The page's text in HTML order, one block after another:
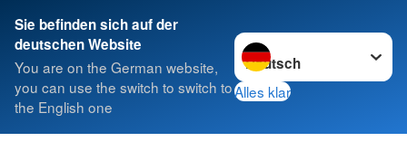
Sie befinden sich auf der
deutschen Website
You are on the German website,
you can use the switch to switch to
the English one
Sprache wechseln zu
Alles klar